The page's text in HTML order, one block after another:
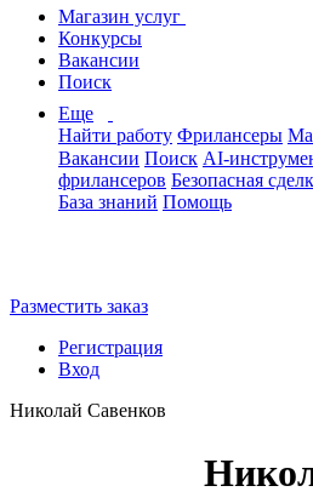
Магазин услуг
Конкурсы
Вакансии
Поиск
Еще
Найти работу Фрилансеры
Вакансии Поиск AI-
фрилансеров Безопасная
База знаний Помощь
Разместить заказ
Регистрация
Вход
Николай Савенков